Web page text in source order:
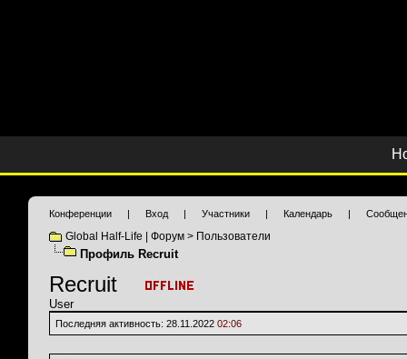
Конференции | Вход | Участники | Календарь |
Global Half-Life | Форум > Пользователи
Профиль Recruit
Recruit
User
Последняя активность: 28.11.2022 02:06